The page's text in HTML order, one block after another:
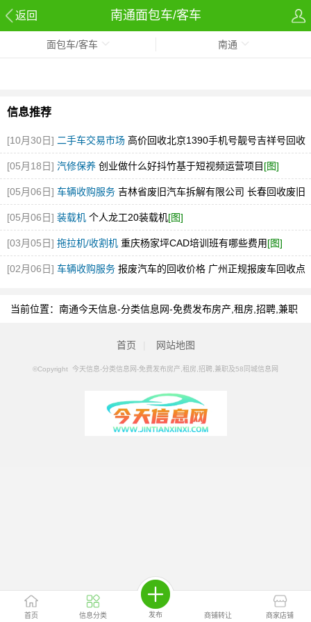
返回 南通面包车/客车
首页 信息分类 发布 商铺转让 商家店铺
面包车/客车 南通
信息推荐
[10月30日] 二手车交易市场 高价回收北京1390手机号靓号吉祥号回收
北京号[图]
[05月18日] 汽修保养 创业做什么好抖竹基于短视频运营项目 [图]
[05月06日] 车辆收购服务 吉林省废旧汽车拆解有限公司 长春回收废旧
汽车的电话是多少[图]
[05月06日] 装载机 个人龙工20装载机[图]
[03月05日] 拖拉机/收割机 重庆杨家坪CAD培训班有哪些费用[图]
[02月06日] 车辆收购服务 报废汽车的回收价格 广州正规报废车回收点
当前位置： 南通今天信息-分类信息网-免费发布房产,租房,招聘,兼职
首页 网站地图
©Copyright 今天信息-分类信息网-免费发布房产,租房,招聘,兼职及58同城信息网